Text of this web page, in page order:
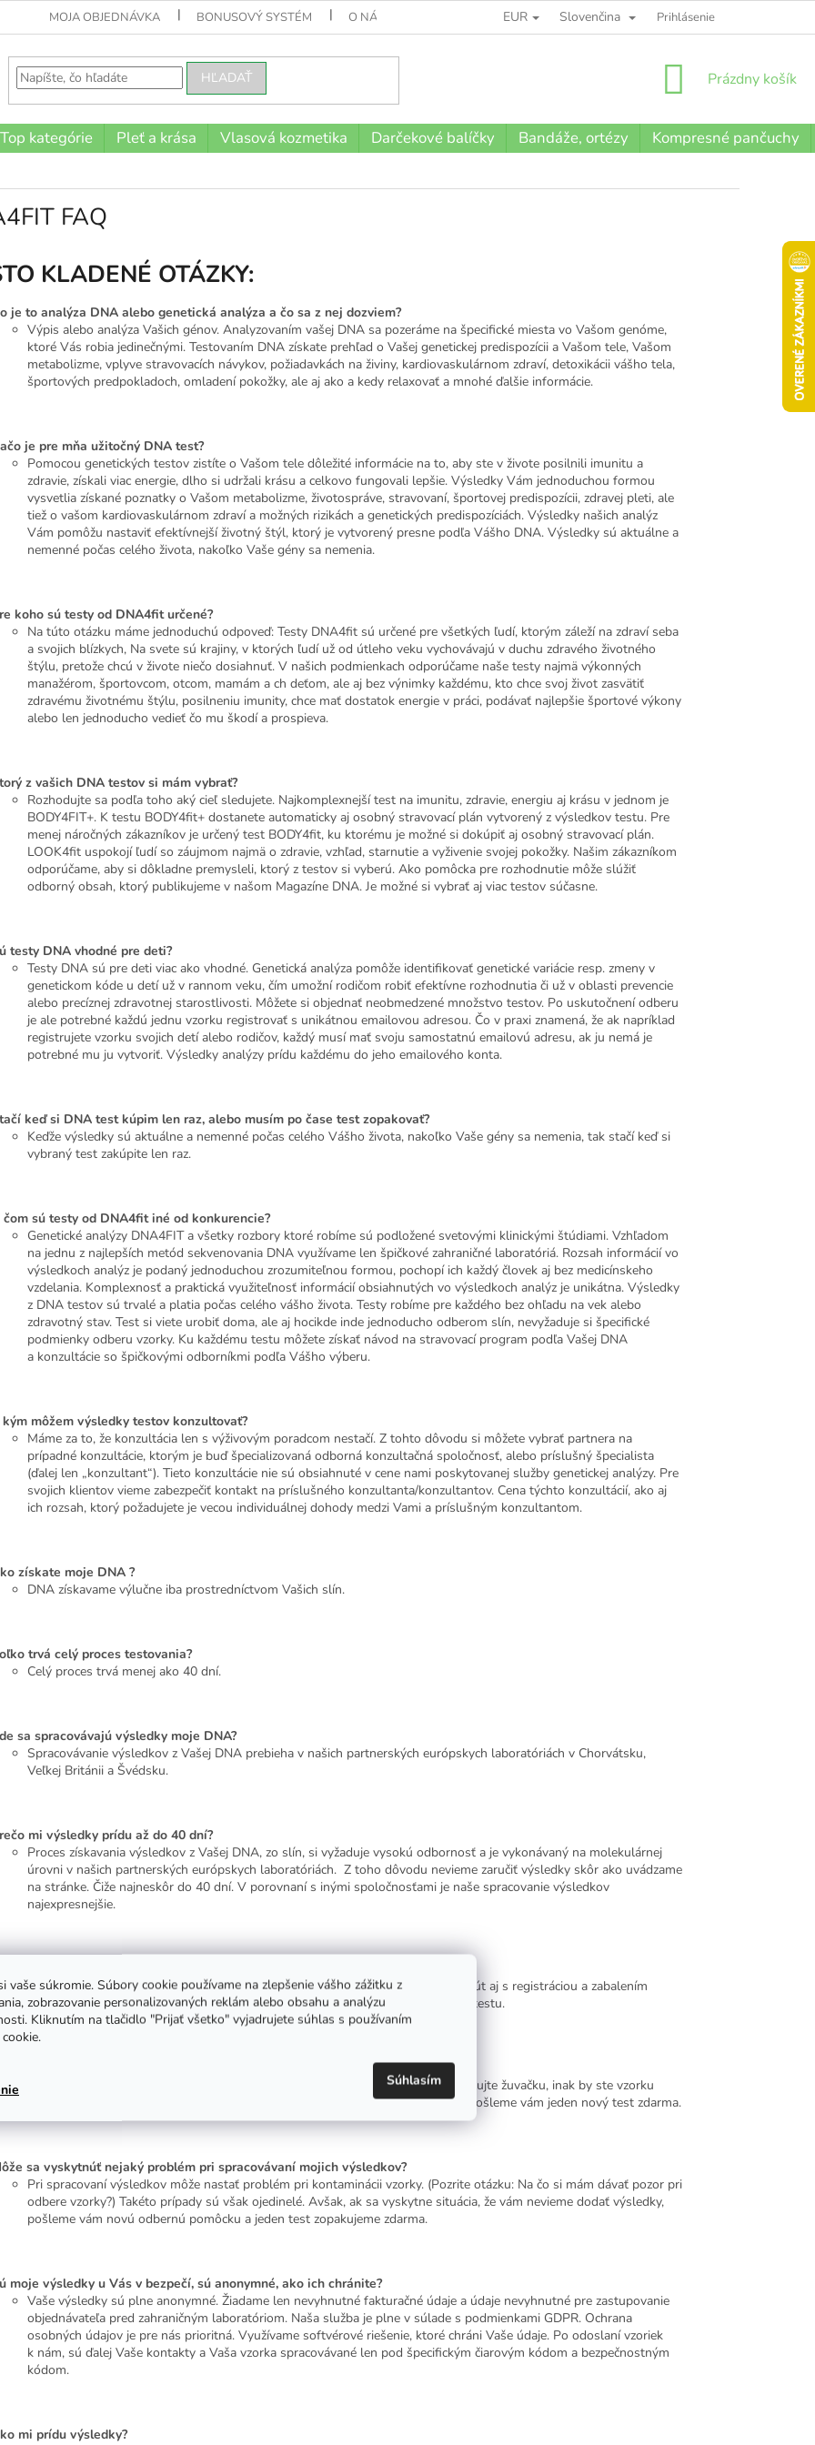
vaše súkromie. Súbory cookie používame na zlepšenie vášho zážitku z
zobrazovanie personalizovaných reklám alebo obsahu a analýzu
Kliknutím na tlačidlo "Prijať všetko" vyjadrujete súhlas s používaním
Súhlasím
MOJA OBJEDNÁVKA BONUSOVÝ SYSTÉM O NÁS EUR Slovenčina Prihlásenie
HĽADAŤ
NÁKUPNÝ
Prázdny košík
Top kategórie Pleť a krása Vlasová kozmetika Darčekové balíčky Bandáže, ortézy Kompresné pančuchy
FAQ
KLADENÉ OTÁZKY:
je to analýza DNA alebo genetická analýza a čo sa z nej dozviem?
Výpis alebo analýza Vašich génov. Analyzovaním vašej DNA sa pozeráme na špecifické miesta vo Vašom genóme,
ktoré Vás robia jedinečnými. Testovaním DNA získate prehľad o Vašej genetickej predispozícii a Vašom tele, Vašom
metabolizme, vplyve stravovacích návykov, požiadavkách na živiny, kardiovaskulárnom zdraví, detoxikácii vášho tela,
športových predpokladoch, omladení pokožky, ale aj ako a kedy relaxovať a mnohé ďalšie informácie.
je pre mňa užitočný DNA test?
Pomocou genetických testov zistíte o Vašom tele dôležité informácie na to, aby ste v živote posilnili imunitu a
zdravie, získali viac energie, dlho si udržali krásu a celkovo fungovali lepšie. Výsledky Vám jednoduchou formou
vysvetlia získané poznatky o Vašom metabolizme, životospráve, stravovaní, športovej predispozícii, zdravej pleti, ale
tiež o vašom kardiovaskulárnom zdraví a možných rizikách a genetických predispozíciách. Výsledky našich analýz
Vám pomôžu nastaviť efektívnejší životný štýl, ktorý je vytvorený presne podľa Vášho DNA. Výsledky sú aktuálne a
nemenné počas celého života, nakoľko Vaše gény sa nemenia.
koho sú testy od DNA4fit určené?
Na túto otázku máme jednoduchú odpoveď: Testy DNA4fit sú určené pre všetkých ľudí, ktorým záleží na zdraví seba
a svojich blízkych, Na svete sú krajiny, v ktorých ľudí už od útleho veku vychovávajú v duchu zdravého životného
štýlu, pretože chcú v živote niečo dosiahnuť. V našich podmienkach odporúčame naše testy najmä výkonných
manažérom, športovcom, otcom, mamám a ch deťom, ale aj bez výnimky každému, kto chce svoj život zasvätiť
zdravému životnému štýlu, posilneniu imunity, chce mať dostatok energie v práci, podávať najlepšie športové výkony
alebo len jednoducho vedieť čo mu škodí a prospieva.
z vašich DNA testov si mám vybrať?
Rozhodujte sa podľa toho aký cieľ sledujete. Najkomplexnejší test na imunitu, zdravie, energiu aj krásu v jednom je
BODY4FIT+. K testu BODY4fit+ dostanete automaticky aj osobný stravovací plán vytvorený z výsledkov testu. Pre
menej náročných zákazníkov je určený test BODY4fit, ku ktorému je možné si dokúpiť aj osobný stravovací plán.
LOOK4fit uspokojí ľudí so záujmom najmä o zdravie, vzhľad, starnutie a vyživenie svojej pokožky. Našim zákazníkom
odporúčame, aby si dôkladne premysleli, ktorý z testov si vyberú. Ako pomôcka pre rozhodnutie môže slúžiť
odborný obsah, ktorý publikujeme v našom Magazíne DNA. Je možné si vybrať aj viac testov súčasne.
testy DNA vhodné pre deti?
Testy DNA sú pre deti viac ako vhodné. Genetická analýza pomôže identifikovať genetické variácie resp. zmeny v
genetickom kóde u detí už v rannom veku, čím umožní rodičom robiť efektívne rozhodnutia či už v oblasti prevencie
alebo precíznej zdravotnej starostlivosti. Môžete si objednať neobmedzené množstvo testov. Po uskutočnení odberu
je ale potrebné každú jednu vzorku registrovať s unikátnou emailovou adresou. Čo v praxi znamená, že ak napríklad
registrujete vzorku svojich detí alebo rodičov, každý musí mať svoju samostatnú emailovú adresu, ak ju nemá je
potrebné mu ju vytvoriť. Výsledky analýzy prídu každému do jeho emailového konta.
keď si DNA test kúpim len raz, alebo musím po čase test zopakovať?
Keďže výsledky sú aktuálne a nemenné počas celého Vášho života, nakoľko Vaše gény sa nemenia, tak stačí keď si
vybraný test zakúpite len raz.
čom sú testy od DNA4fit iné od konkurencie?
Genetické analýzy DNA4FIT a všetky rozbory ktoré robíme sú podložené svetovými klinickými štúdiami. Vzhľadom
na jednu z najlepších metód sekvenovania DNA využívame len špičkové zahraničné laboratóriá. Rozsah informácií vo
výsledkoch analýz je podaný jednoduchou zrozumiteľnou formou, pochopí ich každý človek aj bez medicínskeho
vzdelania. Komplexnosť a praktická využiteľnosť informácií obsiahnutých vo výsledkoch analýz je unikátna. Výsledky
z DNA testov sú trvalé a platia počas celého vášho života. Testy robíme pre každého bez ohľadu na vek alebo
zdravotný stav. Test si viete urobiť doma, ale aj hocikde inde jednoducho odberom slín, nevyžaduje si špecifické
podmienky odberu vzorky. Ku každému testu môžete získať návod na stravovací program podľa Vašej DNA
a konzultácie so špičkovými odborníkmi podľa Vášho výberu.
kým môžem výsledky testov konzultovať?
Máme za to, že konzultácia len s výživovým poradcom nestačí. Z tohto dôvodu si môžete vybrať partnera na
prípadné konzultácie, ktorým je buď špecializovaná odborná konzultačná spoločnosť, alebo príslušný špecialista
(ďalej len „konzultant“). Tieto konzultácie nie sú obsiahnuté v cene nami poskytovanej služby genetickej analýzy. Pre
svojich klientov vieme zabezpečiť kontakt na príslušného konzultanta/konzultantov. Cena týchto konzultácií, ako aj
ich rozsah, ktorý požadujete je vecou individuálnej dohody medzi Vami a príslušným konzultantom.
získate moje DNA ?
DNA získavame výlučne iba prostredníctvom Vašich slín.
trvá celý proces testovania?
Celý proces trvá menej ako 40 dní.
sa spracovávajú výsledky moje DNA?
Spracovávanie výsledkov z Vašej DNA prebieha v našich partnerských európskych laboratóriách v Chorvátsku,
Veľkej Británii a Švédsku.
mi výsledky prídu až do 40 dní?
Proces získavania výsledkov z Vašej DNA, zo slín, si vyžaduje vysokú odbornosť a je vykonávaný na molekulárnej
úrovni v našich partnerských európskych laboratóriách. Z toho dôvodu nevieme zaručiť výsledky skôr ako uvádzame
na stránke. Čiže najneskôr do 40 dní. V porovnaní s inými spoločnosťami je naše spracovanie výsledkov
najexpresnejšie.
Testovanie trvá každému človeku inak. V priemere to trvá od 1 minúty do 5 minút aj s registráciou a zabalením
vzorky do obálky. Presné pokyny pre správny odber vzorky je súčasťou balenia testu.
Hodinu pred odberom vzorky nejedzte, nepite, nefajčite, nečistite si zuby, ani nežujte žuvačku, inak by ste vzorku
kontaminovali. Ak sa vyskytne situácia, pri ktorej nie je možné dodať výsledky, pošleme vám jeden nový test zdarma.
sa vyskytnúť nejaký problém pri spracovávaní mojich výsledkov?
Pri spracovaní výsledkov môže nastať problém pri kontaminácii vzorky. (Pozrite otázku: Na čo si mám dávať pozor pri
odbere vzorky?) Takéto prípady sú však ojedinelé. Avšak, ak sa vyskytne situácia, že vám nevieme dodať výsledky,
pošleme vám novú odbernú pomôcku a jeden test zopakujeme zdarma.
moje výsledky u Vás v bezpečí, sú anonymné, ako ich chránite?
Vaše výsledky sú plne anonymné. Žiadame len nevyhnutné fakturačné údaje a údaje nevyhnutné pre zastupovanie
objednávateľa pred zahraničným laboratóriom. Naša služba je plne v súlade s podmienkami GDPR. Ochrana
osobných údajov je pre nás prioritná. Využívame softvérové riešenie, ktoré chráni Vaše údaje. Po odoslaní vzoriek
k nám, sú ďalej Vaše kontakty a Vaša vzorka spracovávané len pod špecifickým čiarovým kódom a bezpečnostným
kódom.
mi prídu výsledky?